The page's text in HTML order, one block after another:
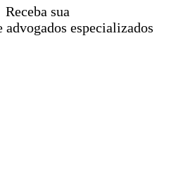
Receba sua
especializados